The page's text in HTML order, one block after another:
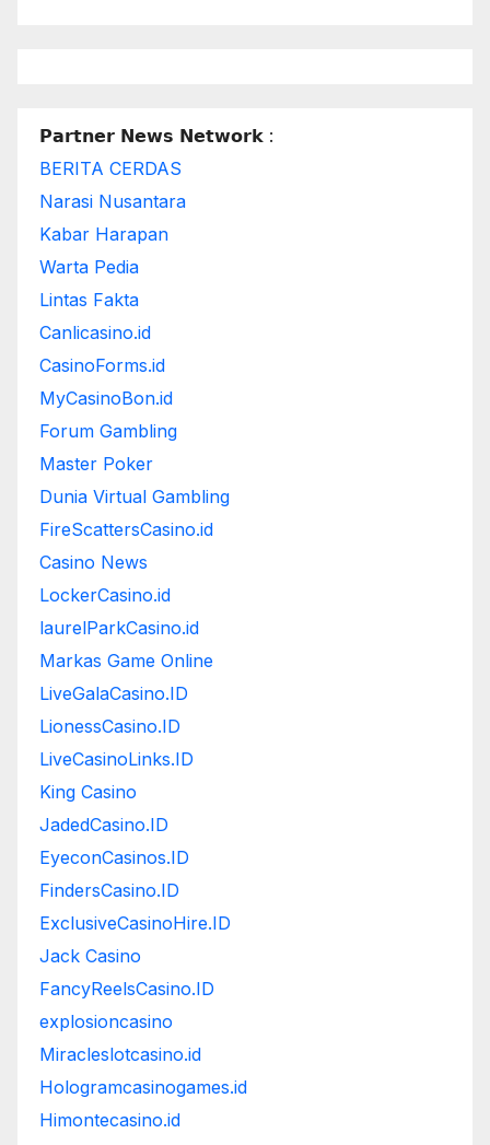
𝗣𝗮𝗿𝘁𝗻𝗲𝗿 𝗡𝗲𝘄𝘀 𝗡𝗲𝘁𝘄𝗼𝗿𝗸 :
BERITA CERDAS
Narasi Nusantara
Kabar Harapan
Warta Pedia
Lintas Fakta
Canlicasino.id
CasinoForms.id
MyCasinoBon.id
Forum Gambling
Master Poker
Dunia Virtual Gambling
FireScattersCasino.id
Casino News
LockerCasino.id
laurelParkCasino.id
Markas Game Online
LiveGalaCasino.ID
LionessCasino.ID
LiveCasinoLinks.ID
King Casino
JadedCasino.ID
EyeconCasinos.ID
FindersCasino.ID
ExclusiveCasinoHire.ID
Jack Casino
FancyReelsCasino.ID
explosioncasino
Miracleslotcasino.id
Hologramcasinogames.id
Himontecasino.id